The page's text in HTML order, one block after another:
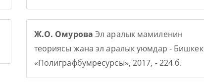
Ж.О. Омурова Эл аралык мамиленин
теориясы жана эл аралык уюмдар - Бишкек
«Полиграфбумресурсы», 2017, - 224 б.